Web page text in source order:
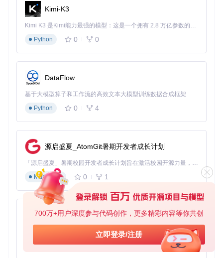
700万+用户深度参与代码创作，更多精彩内容等你共创
立即登录/注册
基础组件：文字、图片、按钮等
l/）、背景音乐（client/plugins/bg-music/ ）
布局组件：分割线、矩形边框等
页面管理：使用
age-manage.vue
预览发布：实时查看效果并一键发布
数据存储与导出
项目采用JSON格式存储页面数据，完整的页面配置可通过cl
ient/pages/editor/DataModel.js进行管理和导出，方
便进行版本控制和二次开发。
实用功能进阶技巧
模板引擎使用
Quark-H5提供多种页面渲染引擎，位于engine-template/
目录，包括：
长页面H5（engine-h5-long）
PC端页面（engine-pc）
Kimi-K3
Kimi K3 是Kimi能力最强的模型：这是一个拥有 2.8 万亿参数的混合专家（MoE）模型，具备原生视觉理解能力，并支持 100 万 token 的上下文窗口。
Python
0 0
DataFlow
基于大模型算子和工作流的高效文本大模型训练数据合成框架
Python
0 4
源启盛夏_AtomGit暑期开发者成长计划
「源启盛夏」暑期校园开发者成长计划旨在激活校园开源力量，通过积分激励、认证扶持、资源倾斜等形式，引导高校组织和开发者完成「入驻 — 建项目 — 做贡献 — 获认证 — 得资源」的完整闭环。无论你是想带领社团入驻平台的组织者，还是希望用代码贡献证明自己的开发者，都能在这里找到属于你的成长路径。
Markdown
0 1
py-xiaozhi
基于Python的Xiaozhi AI，适用于想要完整Xiaozhi体验而无需拥有专用硬件的用户。
Python
0 1